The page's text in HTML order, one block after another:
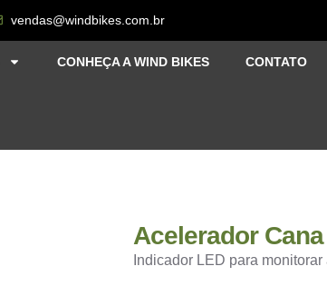
vendas@windbikes.com.br
CONHEÇA A WIND BIKES CONTATO
Acelerador
Indicador LED para